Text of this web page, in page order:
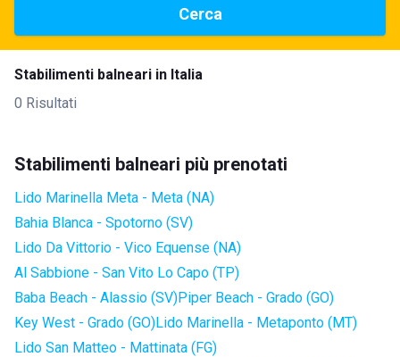
Cerca
Stabilimenti balneari in Italia
0 Risultati
Stabilimenti balneari più prenotati
Lido Marinella Meta - Meta (NA)
Bahia Blanca - Spotorno (SV)
Lido Da Vittorio - Vico Equense (NA)
Al Sabbione - San Vito Lo Capo (TP)
Baba Beach - Alassio (SV)Piper Beach - Grado (GO)
Key West - Grado (GO)Lido Marinella - Metaponto (MT)
Lido San Matteo - Mattinata (FG)